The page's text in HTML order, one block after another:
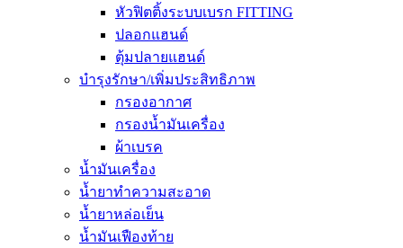
หัวฟิตติ้งระบบเบรก FITTING
ปลอกแฮนด์
ตุ้มปลายแฮนด์
บำรุงรักษา/เพิ่มประสิทธิภาพ
กรองอากาศ
กรองน้ำมันเครื่อง
ผ้าเบรค
น้ำมันเครื่อง
น้ำยาทำความสะอาด
น้ำยาหล่อเย็น
น้ำมันเฟืองท้าย